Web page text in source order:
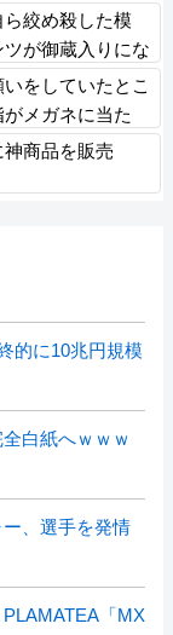
絞め殺した模
が御蔵入りにな
をしていたとこ
メガネに当た
た」
神商品を販売
的に10兆円規模
白紙へｗｗｗ
ー、選手を発情
「MX